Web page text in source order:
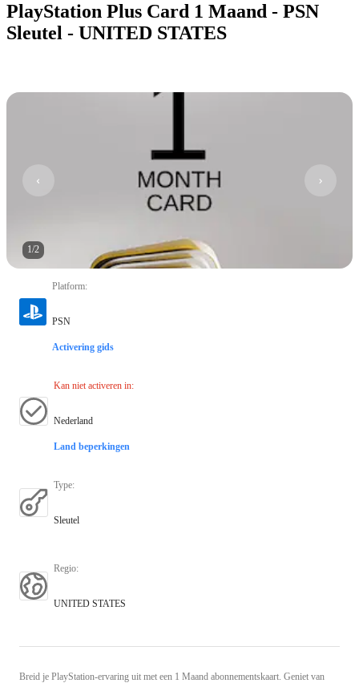
PlayStation Plus Card 1 Maand - PSN
Sleutel - UNITED STATES
1/2
Platform:
PSN
Activering gids
Kan niet activeren in:
Nederland
Land beperkingen
Type:
Sleutel
Regio:
UNITED STATES
Breid je PlayStation-ervaring uit met een 1 Maand abonnementskaart. Geniet van